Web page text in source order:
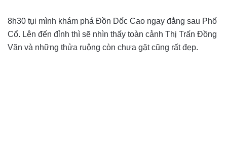
8h30 tụi mình khám phá Đồn Dốc Cao ngay đằng sau Phố
Cổ. Lên đến đỉnh thì sẽ nhìn thấy toàn cảnh Thị Trấn Đồng
Văn và những thửa ruộng còn chưa gặt cũng rất đẹp.